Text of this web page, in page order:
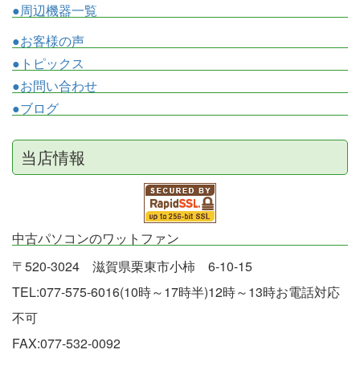
●周辺機器一覧
●お客様の声
●トピックス
●お問い合わせ
●ブログ
当店情報
中古パソコンのワットファン
〒520-3024 滋賀県栗東市小柿 6-10-15
TEL:077-575-6016(10時～17時半)12時～13時お電話対応
不可
FAX:077-532-0092